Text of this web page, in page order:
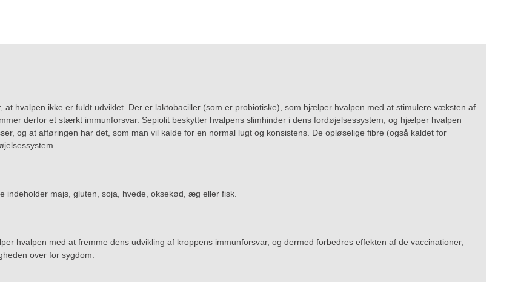
at hvalpen ikke er fuldt udviklet. Der er laktobaciller (som er probiotiske), som hjælper hvalpen med at stimulere væksten af
derfor et stærkt immunforsvar. Sepiolit beskytter hvalpens slimhinder i dens fordøjelsessystem, og hjælper hvalpen
og at afføringen har det, som man vil kalde for en normal lugt og konsistens. De opløselige fibre (også kaldet for
indeholder majs, gluten, soja, hvede, oksekød, æg eller fisk.
hvalpen med at fremme dens udvikling af kroppens immunforsvar, og dermed forbedres effekten af de vaccinationer,
over for sygdom.